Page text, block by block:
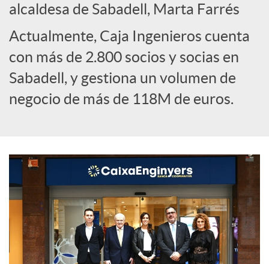
o
r
d
c
o
n
alcaldesa de Sabadell, Marta Farrés
Actualmente, Caja Ingenieros cuenta
con más de 2.800 socios y socias en
Sabadell, y gestiona un volumen de
negocio de más de 118M de euros.